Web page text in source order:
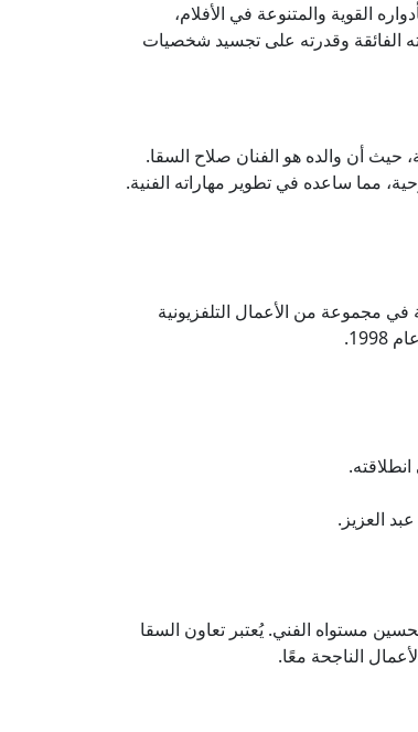
القوية والمتنوعة في الأفلام،
الفائقة وقدرته على تجسيد شخصيات
لعائلة فنية، حيث أن والده هو الفنان صلاح السقا.
مما ساعده في تطوير مهاراته الفنية.
في مجموعة من الأعمال التلفزيونية
مستواه الفني. يُعتبر تعاون السقا
الناجحة معًا.